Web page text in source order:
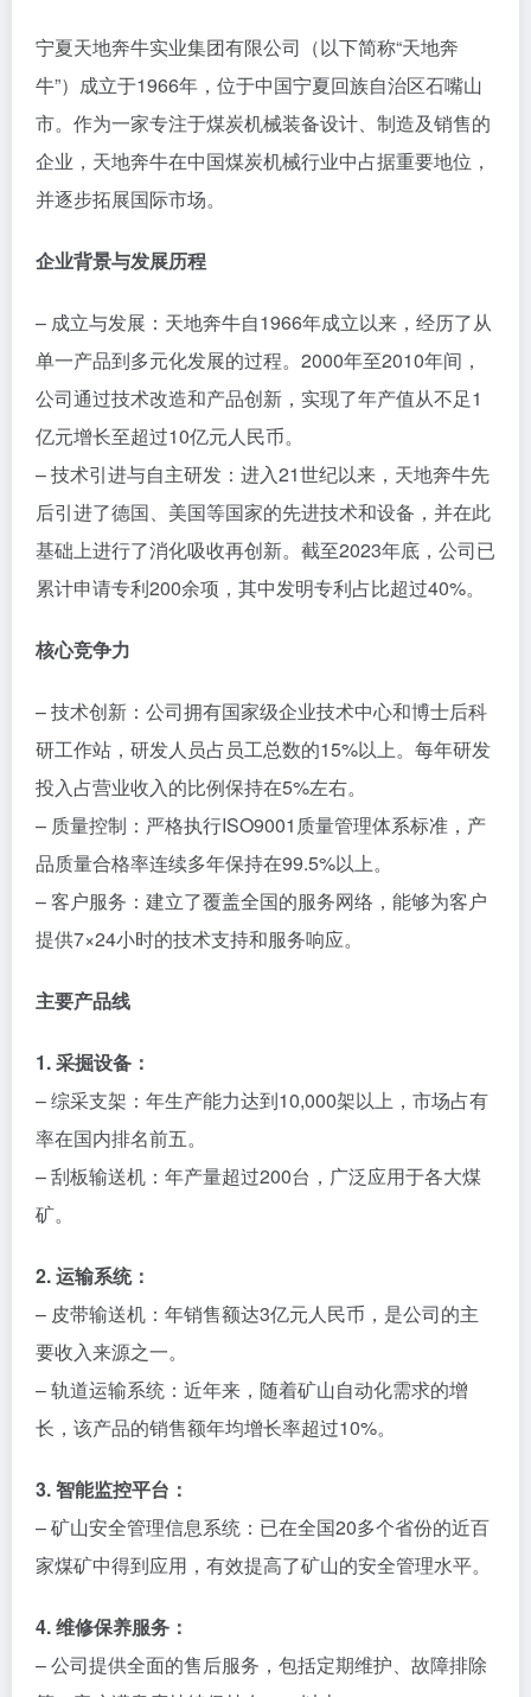
宁夏天地奔牛实业集团有限公司（以下简称“天地奔
牛”）成立于1966年，位于中国宁夏回族自治区石嘴山
市。作为一家专注于煤炭机械装备设计、制造及销售的
企业，天地奔牛在中国煤炭机械行业中占据重要地位，
并逐步拓展国际市场。
企业背景与发展历程
– 成立与发展：天地奔牛自1966年成立以来，经历了从
单一产品到多元化发展的过程。2000年至2010年间，
公司通过技术改造和产品创新，实现了年产值从不足1
亿元增长至超过10亿元人民币。
– 技术引进与自主研发：进入21世纪以来，天地奔牛先
后引进了德国、美国等国家的先进技术和设备，并在此
基础上进行了消化吸收再创新。截至2023年底，公司已
累计申请专利200余项，其中发明专利占比超过40%。
核心竞争力
– 技术创新：公司拥有国家级企业技术中心和博士后科
研工作站，研发人员占员工总数的15%以上。每年研发
投入占营业收入的比例保持在5%左右。
– 质量控制：严格执行ISO9001质量管理体系标准，产
品质量合格率连续多年保持在99.5%以上。
– 客户服务：建立了覆盖全国的服务网络，能够为客户
提供7×24小时的技术支持和服务响应。
主要产品线
1. 采掘设备：
– 综采支架：年生产能力达到10,000架以上，市场占有
率在国内排名前五。
– 刮板输送机：年产量超过200台，广泛应用于各大煤
矿。
2. 运输系统：
– 皮带输送机：年销售额达3亿元人民币，是公司的主
要收入来源之一。
– 轨道运输系统：近年来，随着矿山自动化需求的增
长，该产品的销售额年均增长率超过10%。
3. 智能监控平台：
– 矿山安全管理信息系统：已在全国20多个省份的近百
家煤矿中得到应用，有效提高了矿山的安全管理水平。
4. 维修保养服务：
– 公司提供全面的售后服务，包括定期维护、故障排除